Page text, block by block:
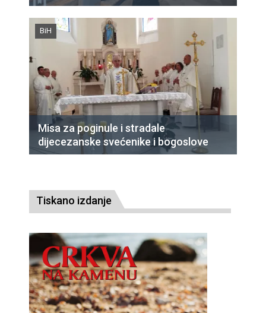
BiH
Misa za poginule i stradale
dijecezanske svećenike i bogoslove
Tiskano izdanje